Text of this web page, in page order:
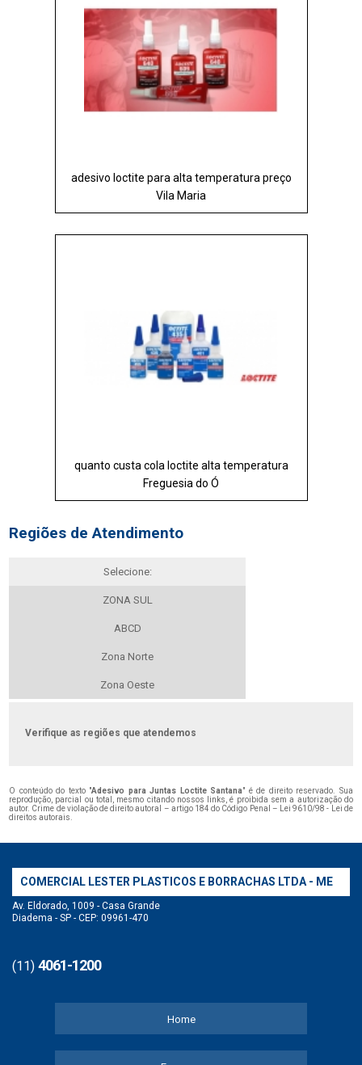
adesivo loctite para alta temperatura preço
Vila Maria
quanto custa cola loctite alta temperatura
Freguesia do Ó
Regiões de Atendimento
Selecione:
ZONA SUL
ABCD
Zona Norte
Zona Oeste
Verifique as regiões que atendemos
O conteúdo do texto "Adesivo para Juntas Loctite Santana" é de direito reservado. Sua
reprodução, parcial ou total, mesmo citando nossos links, é proibida sem a autorização do
autor. Crime de violação de direito autoral – artigo 184 do Código Penal – Lei 9610/98 - Lei de
direitos autorais.
COMERCIAL LESTER PLASTICOS E BORRACHAS LTDA - ME
Av. Eldorado, 1009 - Casa Grande
Diadema - SP - CEP: 09961-470
(11) 4061-1200
Home